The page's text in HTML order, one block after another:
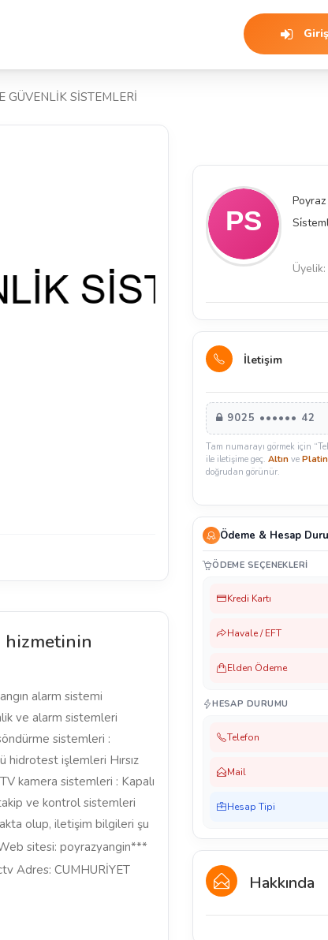
Giriş
GÜVENLİK SİSTEMLERİ
hizmetinin
alarm sistemi
ve alarm sistemleri
sistemleri :
hidrotest işlemleri Hırsız
kamera sistemleri : Kapalı
ve kontrol sistemleri
olup, iletişim bilgileri şu
sitesi: poyrazyangin***
Adres: CUMHURİYET
İletişim
9025 •••••• 42
Tam numarayı görmek için
ile iletişime geç. Altınve
doğrudan görünür.
Ödeme & Hesap
ÖDEME SEÇENEKLERI
Kredi Kartı
Havale / EFT
Elden Ödeme
HESAP DURUMU
Telefon
Mail
Hesap Tipi
Hakkında